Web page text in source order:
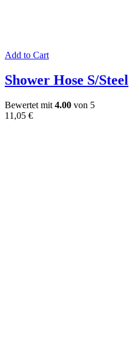
Add to Cart
Shower Hose S/Steel
Bewertet mit 4.00 von 5
11,05 €